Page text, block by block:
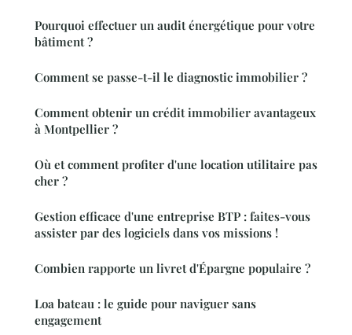
Pourquoi effectuer un audit énergétique pour votre
bâtiment ?
Comment se passe-t-il le diagnostic immobilier ?
Comment obtenir un crédit immobilier avantageux
à Montpellier ?
Où et comment profiter d'une location utilitaire pas
cher ?
Gestion efficace d'une entreprise BTP : faites-vous
assister par des logiciels dans vos missions !
Combien rapporte un livret d'Épargne populaire ?
Loa bateau : le guide pour naviguer sans
engagement